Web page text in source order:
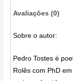
Avaliações (0)
Sobre o autor:
Pedro Tostes é
Rolês com PhD